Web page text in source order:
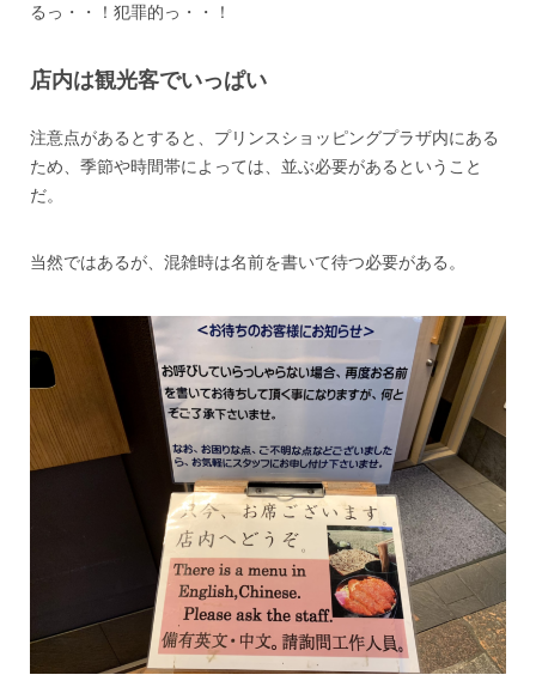
るっ・・！犯罪的っ・・！
店内は観光客でいっぱい
注意点があるとすると、プリンスショッピングプラザ内にある
ため、季節や時間帯によっては、並ぶ必要があるということ
だ。
当然ではあるが、混雑時は名前を書いて待つ必要がある。